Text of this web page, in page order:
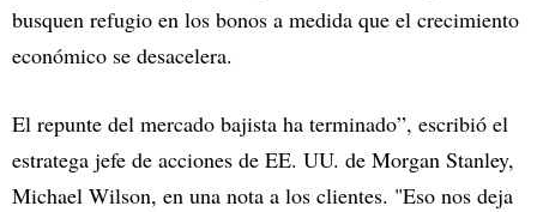
busquen refugio en los bonos a medida que el crecimiento
económico se desacelera.
El repunte del mercado bajista ha terminado”, escribió el
estratega jefe de acciones de EE. UU. de Morgan Stanley,
Michael Wilson, en una nota a los clientes. "Eso nos deja